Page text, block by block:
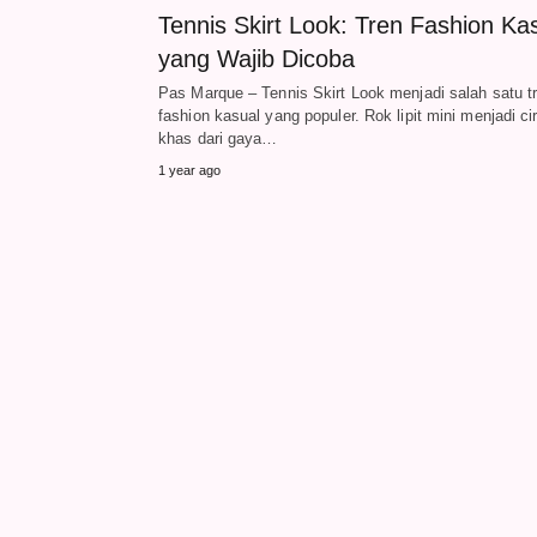
Tennis Skirt Look: Tren Fashion
yang Wajib Dicoba
Pas Marque – Tennis Skirt Look menjadi salah satu
fashion kasual yang populer. Rok lipit mini menjadi
khas dari gaya…
1 year ago